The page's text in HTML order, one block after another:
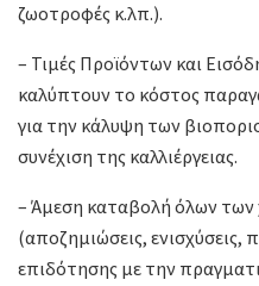
ζωοτροφές κ.λπ.).
– Τιμές Προϊόντων και
καλύπτουν το κόστος
για την κάλυψη των
συνέχιση της καλλιέργειας.
– Άμεση καταβολή όλων
(αποζημιώσεις,
επιδότησης με την